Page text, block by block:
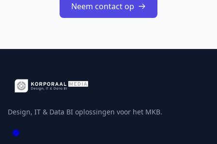
Neem contact op
Design, IT & Data BI oplossingen voor het MKB.